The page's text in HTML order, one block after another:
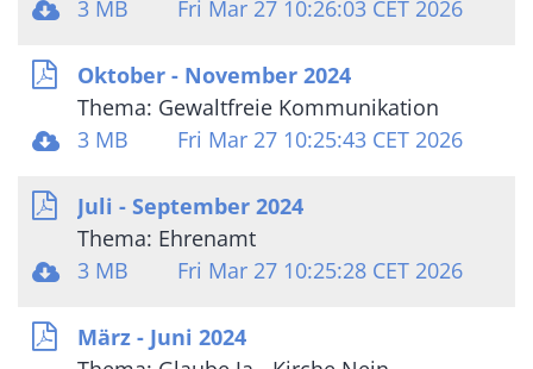
3 MB
Fri Mar 27 10:26:03 CET 2026
Oktober - November 2024
Thema: Gewaltfreie Kommunikation
3 MB
Fri Mar 27 10:25:43 CET 2026
Juli - September 2024
Thema: Ehrenamt
3 MB
Fri Mar 27 10:25:28 CET 2026
März - Juni 2024